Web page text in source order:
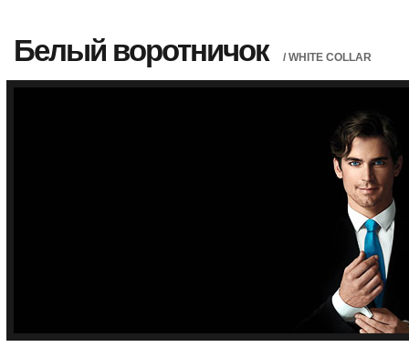
Белый воротничок / WHITE COLLAR